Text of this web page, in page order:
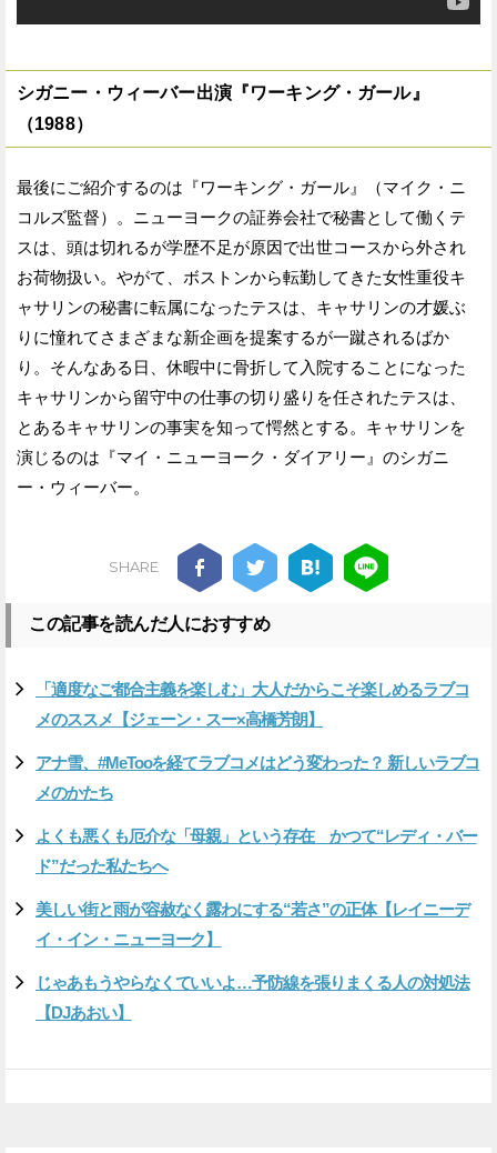
シガニー・ウィーバー出演『ワーキング・ガール』
（1988）
最後にご紹介するのは『ワーキング・ガール』（マイク・ニ
コルズ監督）。ニューヨークの証券会社で秘書として働くテ
スは、頭は切れるが学歴不足が原因で出世コースから外され
お荷物扱い。やがて、ボストンから転勤してきた女性重役キ
ャサリンの秘書に転属になったテスは、キャサリンの才媛ぶ
りに憧れてさまざまな新企画を提案するが一蹴されるばか
り。そんなある日、休暇中に骨折して入院することになった
キャサリンから留守中の仕事の切り盛りを任されたテスは、
とあるキャサリンの事実を知って愕然とする。キャサリンを
演じるのは『マイ・ニューヨーク・ダイアリー』のシガニ
ー・ウィーバー。
SHARE
この記事を読んだ人におすすめ
「適度なご都合主義を楽しむ」大人だからこそ楽しめるラブコ
メのススメ【ジェーン・スー×高橋芳朗】
アナ雪、#MeTooを経てラブコメはどう変わった？ 新しいラブコ
メのかたち
よくも悪くも厄介な「母親」という存在 かつて“レディ・バー
ド”だった私たちへ
美しい街と雨が容赦なく露わにする“若さ”の正体【レイニーデ
イ・イン・ニューヨーク】
じゃあもうやらなくていいよ…予防線を張りまくる人の対処法
【DJあおい】